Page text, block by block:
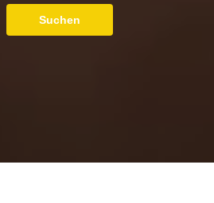
Suchen